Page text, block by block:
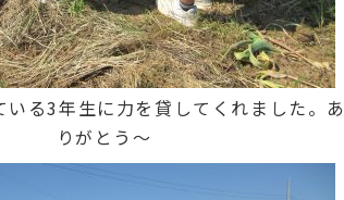
いる3年生に力を貸してくれました。あ
りがとう～